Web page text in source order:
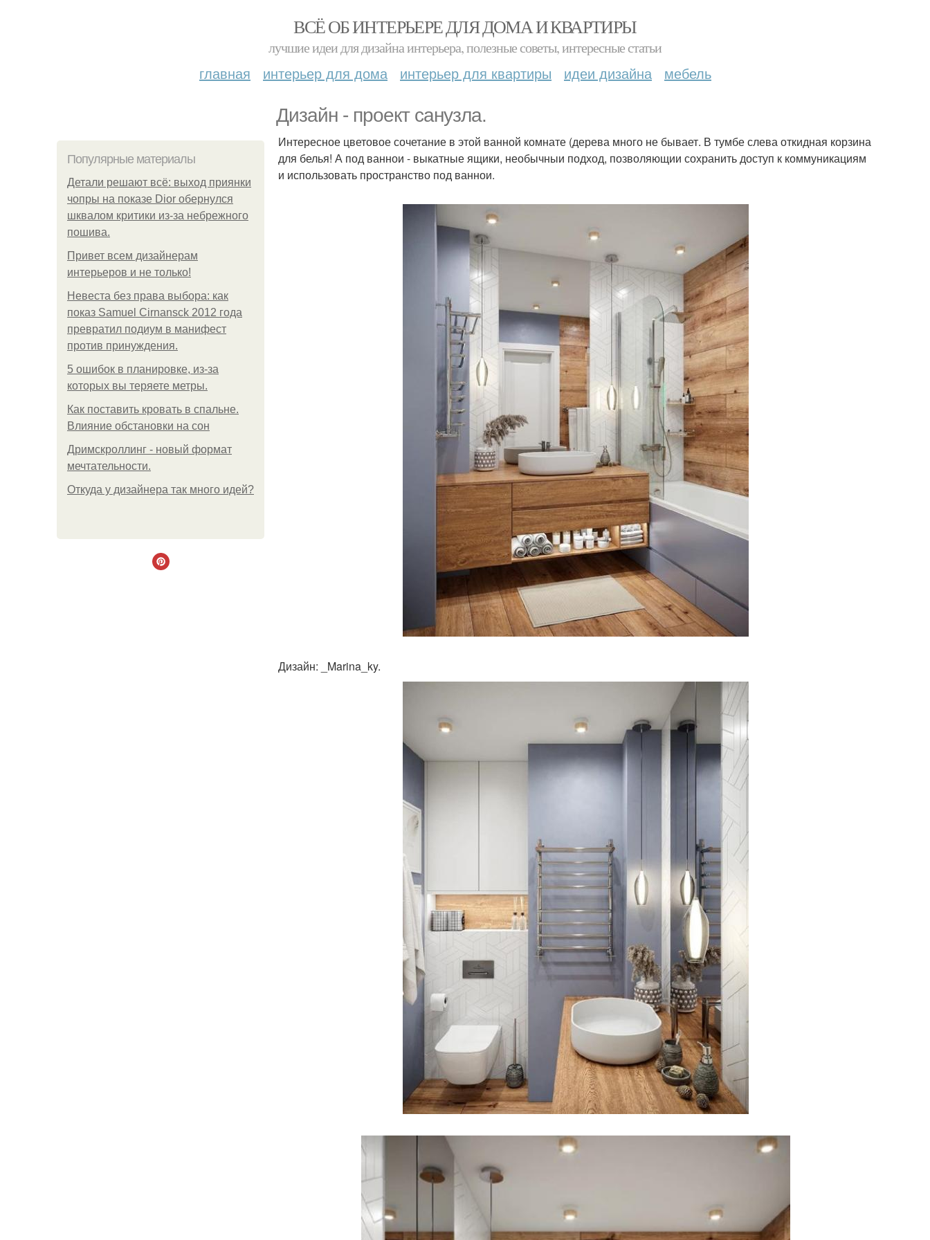
ВСЁ ОБ ИНТЕРЬЕРЕ ДЛЯ ДОМА И КВАРТИРЫ
лучшие идеи для дизайна интерьера, полезные советы, интересные статьи
главная интерьер для дома интерьер для квартиры идеи дизайна мебель
Дизайн - проект санузла.
Популярные материалы
Детали решают всё: выход приянки
чопры на показе Dior обернулся
шквалом критики из-за небрежного
пошива.
Привет всем дизайнерам
интерьеров и не только!
Невеста без права выбора: как
показ Samuel Cirnansck 2012 года
превратил подиум в манифест
против принуждения.
5 ошибок в планировке, из-за
которых вы теряете метры.
Как поставить кровать в спальне.
Влияние обстановки на сон
Дримскроллинг - новый формат
мечтательности.
Откуда у дизайнера так много идей?
Интересное цветовое сочетание в этой ванной комнате (дерева много не бывает. В тумбе слева откидная корзина
для белья! А под ваннои - выкатные ящики, необычныи подход, позволяющии сохранить доступ к коммуникациям
и использовать пространство под ваннои.
Дизайн: _Marina_ky.